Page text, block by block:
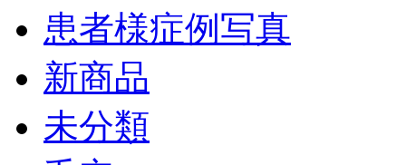
患者様症例写真
新商品
未分類